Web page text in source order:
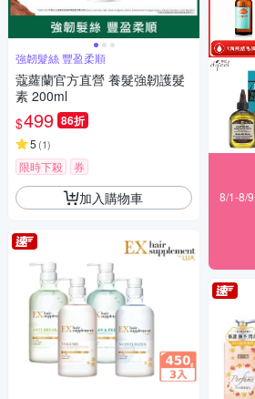
強韌髮絲 豐盈柔順
蔻蘿蘭官方直營 養髮強韌護髮
素 200ml
$499 86折
5 (1)
限時下殺 券
加入購物車